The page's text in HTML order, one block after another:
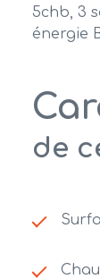
5chb, 3
énergie
de